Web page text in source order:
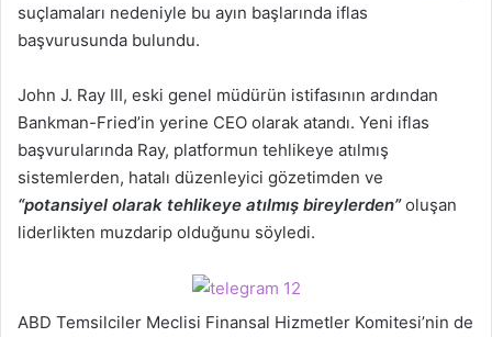
suçlamaları nedeniyle bu ayın başlarında iflas
başvurusunda bulundu.
John J. Ray III, eski genel müdürün istifasının ardından
Bankman-Fried’in yerine CEO olarak atandı. Yeni iflas
başvurularında Ray, platformun tehlikeye atılmış
sistemlerden, hatalı düzenleyici gözetimden ve
“potansiyel olarak tehlikeye atılmış bireylerden”oluşan
liderlikten muzdarip olduğunu söyledi.
ABD Temsilciler Meclisi Finansal Hizmetler Komitesi’nin de